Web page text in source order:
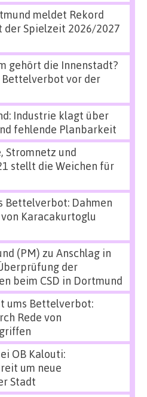
meldet Rekord
Spielzeit 2026/2027
gehört die Innenstadt?
vor der
Industrie klagt über
fehlende Planbarkeit
Stromnetz und
stellt die Weichen für
Bettelverbot: Dahmen
Karacakurtoglu
(PM) zu Anschlag in
der
beim CSD in Dortmund
ums Bettelverbot:
Rede von
OB Kalouti:
um neue
Stadt